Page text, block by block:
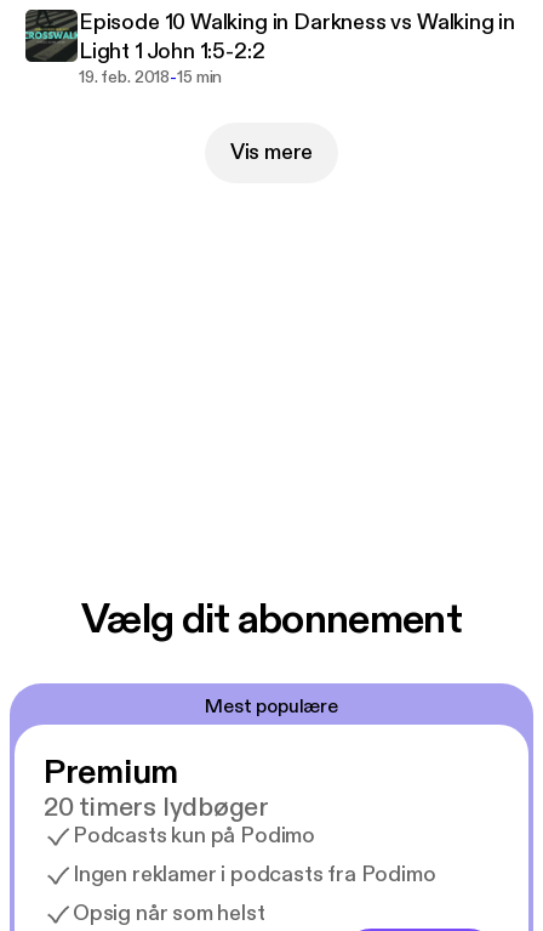
Episode 10 Walking in Darkness vs Walking in
Light 1 John 1:5-2:2
19. feb. 2018-15 min
Vis mere
Vælg dit abonnement
Mest populære
Premium
20 timers lydbøger
Podcasts kun på Podimo
Ingen reklamer i podcasts fra Podimo
Opsig når som helst